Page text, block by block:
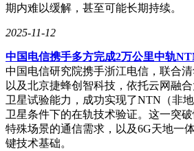
期内难以缓解，甚至可能长期持续。
2025-11-12
中国电信携手多方完成2万公里中轨
中国电信研究院携手浙江电信，联合
以及北京捷蜂创智科技，依托云网融
卫星试验能力，成功实现了NTN（非
卫星条件下的在轨技术验证。这一突
特殊场景的通信需求，以及6G天地一
键技术基础。